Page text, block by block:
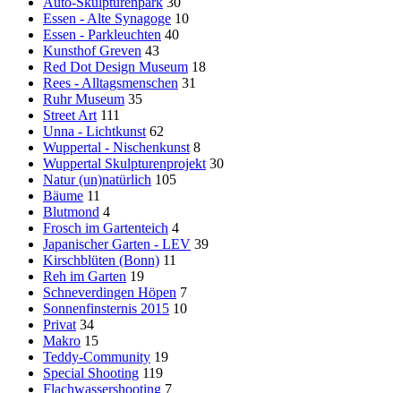
Essen - Alte Synagoge 10
Essen - Parkleuchten 40
Kunsthof Greven 43
Red Dot Design Museum 18
Rees - Alltagsmenschen 31
Ruhr Museum 35
Street Art 111
Unna - Lichtkunst 62
Wuppertal - Nischenkunst 8
Wuppertal Skulpturenprojekt 30
Natur (un)natürlich 105
Bäume 11
Blutmond 4
Frosch im Gartenteich 4
Japanischer Garten - LEV 39
Kirschblüten (Bonn) 11
Reh im Garten 19
Schneverdingen Höpen 7
Sonnenfinsternis 2015 10
Privat 34
Makro 15
Teddy-Community 19
Special Shooting 119
Flachwassershooting 7